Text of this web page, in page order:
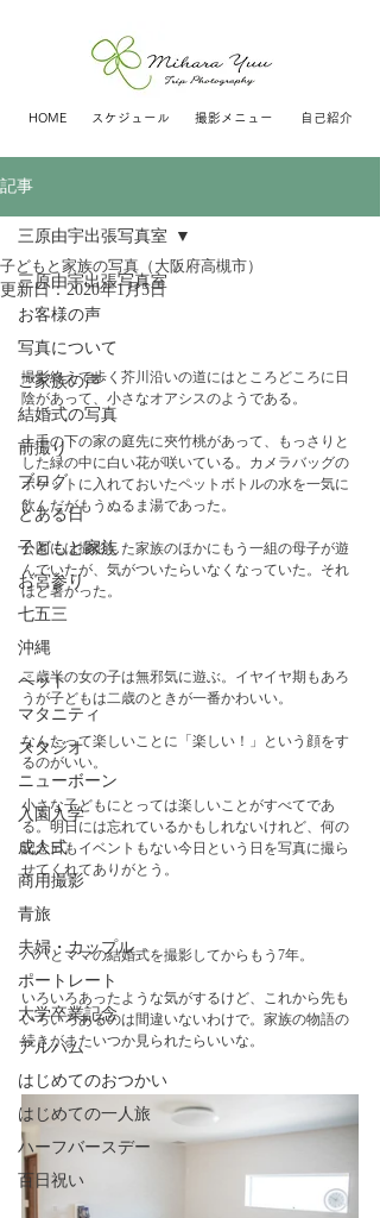
HOME スケジュール 撮影メニュー 自己紹介
記事
三原由宇出張写真室
お客様の声
写真について
ご家族の声
結婚式の写真
前撮り
ブログ
とある日
子どもと家族
お宮参り
七五三
沖縄
ペット
マタニティ
スタジオ
ニューボーン
入園入学
成人式
商用撮影
青旅
夫婦・カップル
ポートレート
大学卒業記念
アルバム
はじめてのおつかい
はじめての一人旅
ハーフバースデー
百日祝い
三原由宇出張写真室
子どもと家族の写真（大阪府高槻市）
更新日：2020年1月5日
撮影終えて歩く芥川沿いの道にはところどころに日
陰があって、小さなオアシスのようである。
土手の下の家の庭先に夾竹桃があって、もっさりと
した緑の中に白い花が咲いている。カメラバッグの
ポケットに入れておいたペットボトルの水を一気に
飲んだがもうぬるま湯であった。
公園には撮影した家族のほかにもう一組の母子が遊
んでいたが、気がついたらいなくなっていた。それ
ほど暑かった。
二歳半の女の子は無邪気に遊ぶ。イヤイヤ期もあろ
うが子どもは二歳のときが一番かわいい。
なんたって楽しいことに「楽しい！」という顔をす
るのがいい。
小さな子どもにとっては楽しいことがすべてであ
る。明日には忘れているかもしれないけれど、何の
記念日もイベントもない今日という日を写真に撮ら
せてくれてありがとう。
パパとママの結婚式を撮影してからもう7年。
いろいろあったような気がするけど、これから先も
いろいろあるのは間違いないわけで。家族の物語の
続きがまたいつか見られたらいいな。